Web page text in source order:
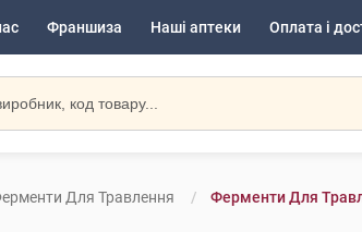
Франшиза Наші аптеки Оплата і
Для Травлення Ферменти Для